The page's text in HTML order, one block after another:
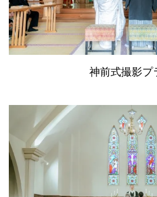
神前式撮影プ